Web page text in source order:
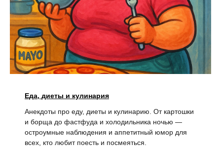
Еда, диеты и кулинария
Анекдоты про еду, диеты и кулинарию. От картошки
и борща до фастфуда и холодильника ночью —
остроумные наблюдения и аппетитный юмор для
всех, кто любит поесть и посмеяться.